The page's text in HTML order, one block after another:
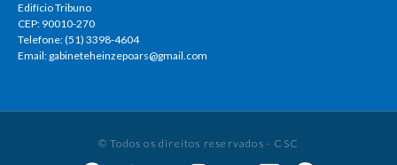
Edifício Tribuno
CEP: 90010-270
Telefone: (51) 3398-4604
Email: gabineteheinzepoars@gmail.com
© Todos os direitos reservados - CSC